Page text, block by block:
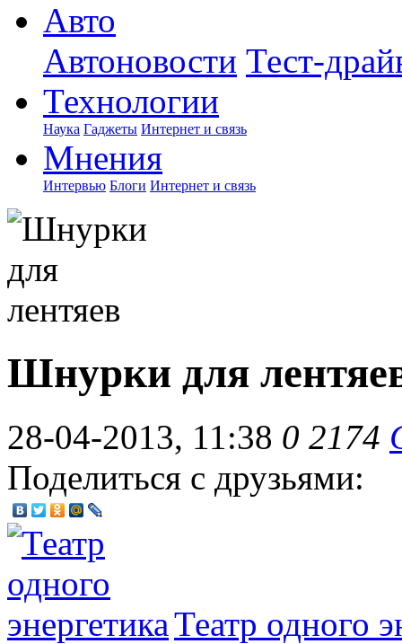
Авто
Автоновости Тест-
Технологии
Наука Гаджеты Интернет и связь
Мнения
Интервью Блоги Интернет и связь
Шнурки для
28-04-2013, 11:38 0 2174
Поделиться с друзьями:
Театр одного